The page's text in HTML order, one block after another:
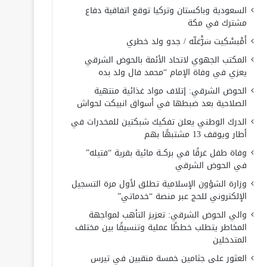
السعودية وباكستان وتركيا توقع اتفاقية دفاع
مشترك في مكة
أَمْبسْكِيت سَرّْغلّه / جدو ولد خطري
المكتب الجهوي لاتحاد الأئمة بالحوض الشرقي
يعزي في وفاة الإمام “محمد فال ولد بده
الحوض الشرقي: إتلاف مواد غذائية منتهية
الصلاحية بعد ضبطها في أسواق انبيكت لحواش
الدرك الوطني يعلن تفكيك شبكتين للمخدرات في
أطار ويوقف 13 مشتبهًا بهم
وفاة طفل غرقًا في بركــة مائية بقرية “فتيله”
في الحوض الشرقي
وزارة الشؤون الإسلامية تطلق لأول مرة التسجيل
الإلكتروني للحج عبر منصة “خدماتي”
والي الحوض الشرقي: تعزيز التأهب لمواجهة
المخاطر يتطلب خططًا عملية وتنسيقًا بين مختلف
المتدخلين
العثور على جثامين خمسة منقبين في تيرس